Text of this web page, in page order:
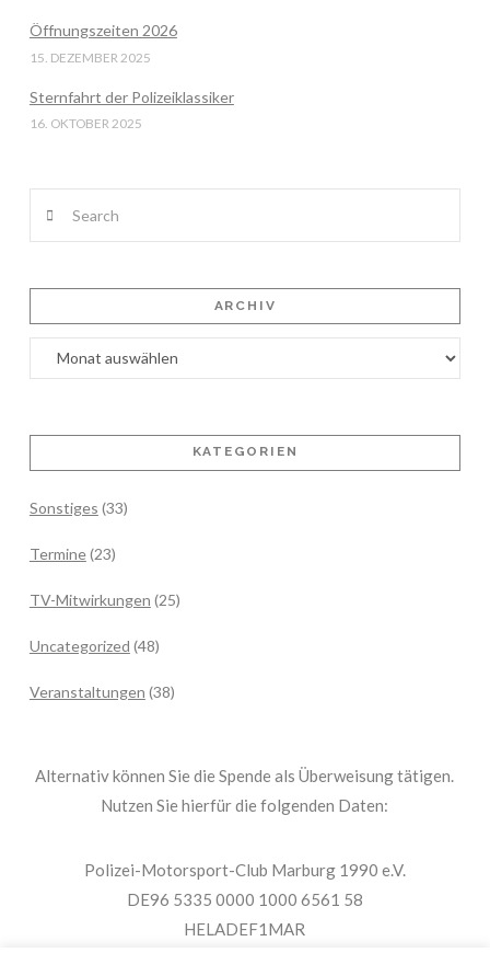
Öffnungszeiten 2026
15. DEZEMBER 2025
Sternfahrt der Polizeiklassiker
16. OKTOBER 2025
ARCHIV
Archiv
KATEGORIEN
Sonstiges (33)
Termine(23)
TV-Mitwirkungen (25)
Uncategorized (48)
Veranstaltungen (38)
Alternativ können Sie die Spende als Überweisung tätigen.
Nutzen Sie hierfür die folgenden Daten:
Polizei-Motorsport-Club Marburg 1990 e.V.
DE96 5335 0000 1000 6561 58
HELADEF1MAR